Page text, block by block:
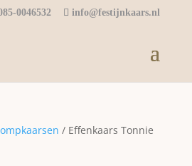
0046532 info@festijnkaars.nl
/ Effenkaars Tonnie